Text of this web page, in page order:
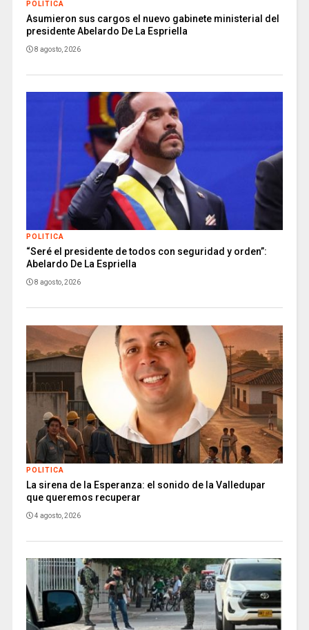
POLITICA
Asumieron sus cargos el nuevo gabinete ministerial del
presidente Abelardo De La Espriella
8 agosto, 2026
POLITICA
“Seré el presidente de todos con seguridad y orden”:
Abelardo De La Espriella
8 agosto, 2026
POLITICA
La sirena de la Esperanza: el sonido de la Valledupar
que queremos recuperar
4 agosto, 2026